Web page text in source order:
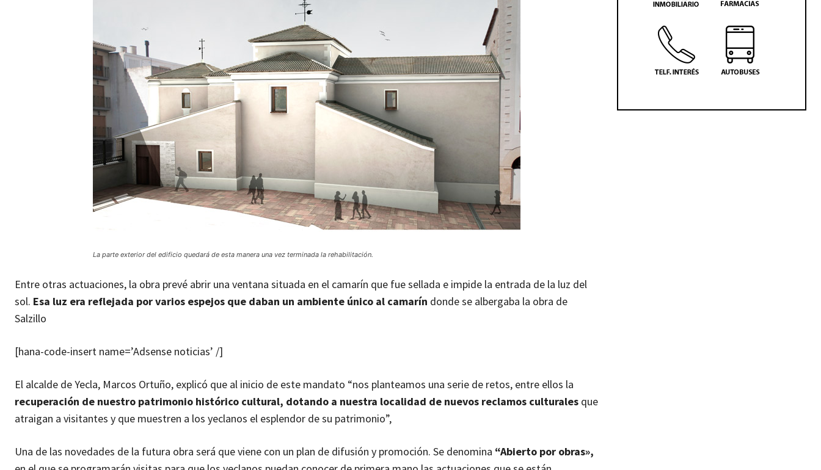
La parte exterior del edificio quedará de esta manera una vez terminada la rehabilitación.
Entre otras actuaciones, la obra prevé abrir una ventana situada en el camarín que fue sellada e impide la entrada de la luz del
sol. Esa luz era reflejada por varios espejos que daban un ambiente único al camarín donde se albergaba la obra de
Salzillo
[hana-code-insert name=’Adsense noticias’ /]
El alcalde de Yecla, Marcos Ortuño, explicó que al inicio de este mandato “nos planteamos una serie de retos, entre ellos la
recuperación de nuestro patrimonio histórico cultural, dotando a nuestra localidad de nuevos reclamos culturales que
atraigan a visitantes y que muestren a los yeclanos el esplendor de su patrimonio”,
Una de las novedades de la futura obra será que viene con un plan de difusión y promoción. Se denomina “Abierto por obras»,